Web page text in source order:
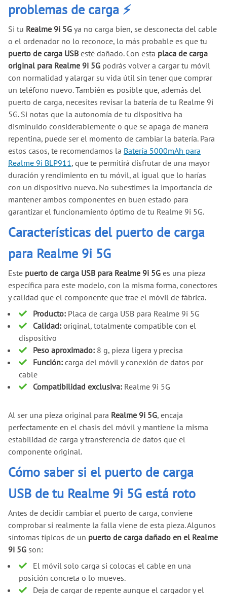
problemas de carga ⚡
Si tu Realme 9i 5G ya no carga bien, se desconecta del cable
o el ordenador no lo reconoce, lo más probable es que tu
puerto de carga USB esté dañado. Con esta placa de carga
original para Realme 9i 5G podrás volver a cargar tu móvil
con normalidad y alargar su vida útil sin tener que comprar
un teléfono nuevo. También es posible que, además del
puerto de carga, necesites revisar la batería de tu Realme 9i
5G. Si notas que la autonomía de tu dispositivo ha
disminuido considerablemente o que se apaga de manera
repentina, puede ser el momento de cambiar la batería. Para
estos casos, te recomendamos la Batería 5000mAh para
Realme 9i BLP911, que te permitirá disfrutar de una mayor
duración y rendimiento en tu móvil, al igual que lo harías
con un dispositivo nuevo. No subestimes la importancia de
mantener ambos componentes en buen estado para
garantizar el funcionamiento óptimo de tu Realme 9i 5G.
Características del puerto de carga
para Realme 9i 5G
Este puerto de carga USB para Realme 9i 5G es una pieza
específica para este modelo, con la misma forma, conectores
y calidad que el componente que trae el móvil de fábrica.
Producto:Placa de carga USB para Realme 9i 5G
Calidad:original, totalmente compatible con el
dispositivo
Peso aproximado:8 g, pieza ligera y precisa
Función:carga del móvil y conexión de datos por
cable
Compatibilidad exclusiva:Realme 9i 5G
Al ser una pieza original para Realme 9i 5G, encaja
perfectamente en el chasis del móvil y mantiene la misma
estabilidad de carga y transferencia de datos que el
componente original.
Cómo saber si el puerto de carga
USB de tu Realme 9i 5G está roto
Antes de decidir cambiar el puerto de carga, conviene
comprobar si realmente la falla viene de esta pieza. Algunos
síntomas típicos de un puerto de carga dañado en el Realme
9i 5G son:
El móvil solo carga si colocas el cable en una
posición concreta o lo mueves.
Deja de cargar de repente aunque el cargador y el